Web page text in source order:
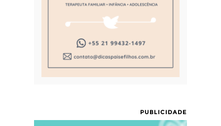
PUBLICIDADE